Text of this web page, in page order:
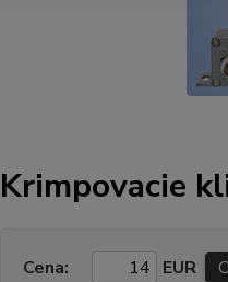
Krimpovacie
Cena: EUR